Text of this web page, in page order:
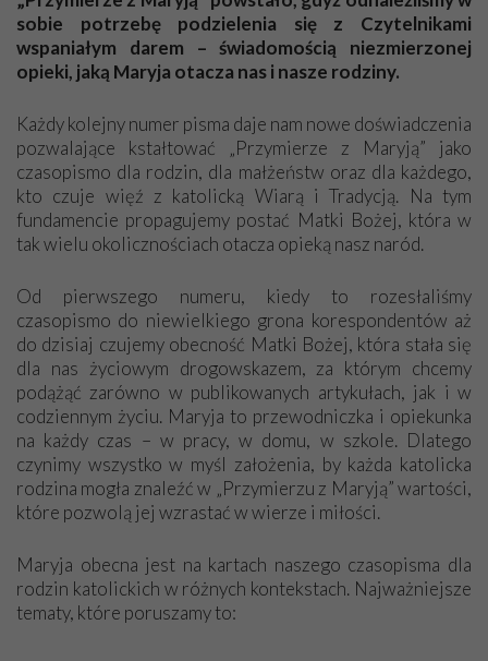
czasopismo. Warto je prenumerować. Dużo opisujecie i dużo
się dowiadujemy, co się dzieje teraz i kiedyś – jak to było na
świecie dawno temu, w tamtych wiekach. Życzę Wam wielu
łask Bożych i siły w dalszym działaniu. Nie poddawajcie się
Bóg! Pozdrawiam Was serdecznie,
Maria
Niech będzie pochwalony Jezus Chrystus!
Dziękuję z całego serca za cudowne „Przymierze z Maryją”.
pięknych, cudownych tekstów o Maryi i Jezusie Chrystusie, a
także dużo o wierze katolickiej i o naszej kulturze. Są tam
piękne tematy i bardzo dobre dla naszego życia wiadomości.
Jestem szczęśliwa, że otrzymuję „Przymierze z Maryją”.
Dziękuję, modlę się za cały Apostolat Fatimy i za Pana
Prezesa.
Janina z Włocławka
Niech będzie pochwalony Jezus Chrystus!
Panie Sławomirze, w liście zadał mi Pan pytanie, czy jestem
dumna z otrzymywanego pisma „Przymierze z Maryją”. Jestem
dumna! A dlaczego? Bo jest to pismo jedyne w swoim rodzaju.
To ogromna wiedza. Każdy artykuł bogaty w wydarzenia,
sobie potrzebę podzielenia się z Czytelnikami
wspaniałym darem – świadomością niezmierzonej
opieki, jaką Maryja otacza nas i nasze rodziny.
Każdy kolejny numer pisma daje nam nowe doświadczenia
pozwalające kstałtować „Przymierze z Maryją” jako
czasopismo dla rodzin, dla małżeństw oraz dla każdego,
kto czuje więź z katolicką Wiarą i Tradycją. Na tym
fundamencie propagujemy postać Matki Bożej, która w
tak wielu okolicznościach otacza opieką nasz naród.
Od pierwszego numeru, kiedy to rozesłaliśmy
czasopismo do niewielkiego grona korespondentów aż
do dzisiaj czujemy obecność Matki Bożej, która stała się
dla nas życiowym drogowskazem, za którym chcemy
podążąć zarówno w publikowanych artykułach, jak i w
codziennym życiu. Maryja to przewodniczka i opiekunka
na każdy czas – w pracy, w domu, w szkole. Dlatego
czynimy wszystko w myśl założenia, by każda katolicka
rodzina mogła znaleźć w „Przymierzu z Maryją” wartości,
które pozwolą jej wzrastać w wierze i miłości.
Maryja obecna jest na kartach naszego czasopisma dla
rodzin katolickich w różnych kontekstach. Najważniejsze
tematy, które poruszamy to: